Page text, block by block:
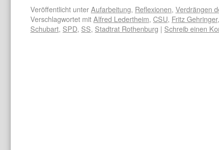
Veröffentlicht unterAufarbeitung, Reflexionen, Verdrängen
Verschlagwortet mitAlfred Ledertheim, CSU, Fritz Gehringer
Schubart, SPD, SS, Stadtrat Rothenburg | Schreib einen